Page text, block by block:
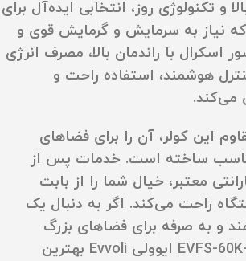
و تکنولوژی روز، انتخابی ایده‌آل برای
نیاز به سرمایش و گرمایش قوی و
اسکرال با راندمان بالا، مصرف انرژی
هوشمند، استفاده راحت و
می‌کند.
این کولر، آن را برای فضاهای
مناسب ساخته است. خدمات پس از
معتبر، خیال شما را از بابت
راحت می‌کند. اگر به دنبال یک
و به‌ صرفه برای فضاهای بزرگ
هستید، مدل EVFS-60K-SCR ایوولی Evvoli بهترین